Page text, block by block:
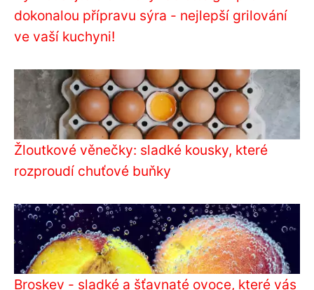
dokonalou přípravu sýra - nejlepší grilování
ve vaší kuchyni!
Žloutkové věnečky: sladké kousky, které
rozproudí chuťové buňky
Broskev - sladké a šťavnaté ovoce, které vás